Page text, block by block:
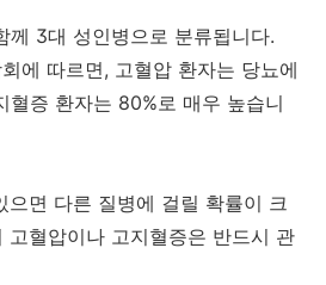
께 3대 성인병으로 분류됩니다.
에 따르면, 고혈압 환자는 당뇨에
혈증 환자는 80%로 매우 높습니
으면 다른 질병에 걸릴 확률이 크
고혈압이나 고지혈증은 반드시 관